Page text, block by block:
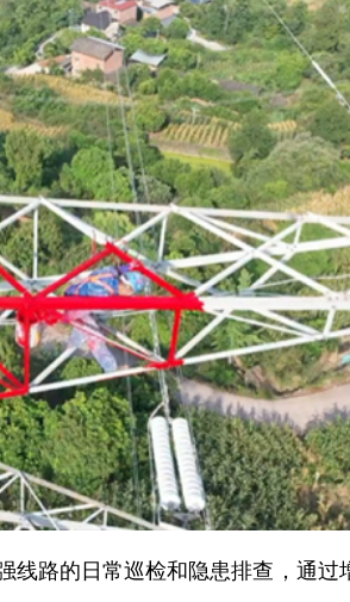
线路的日常巡检和隐患排查，通过